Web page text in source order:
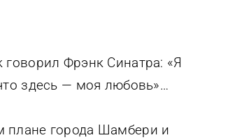
Фрэнк Синатра: «Я
здесь — моя любовь»…
плане города Шамбери и